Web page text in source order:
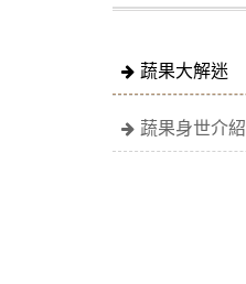
蔬果大解迷
蔬果身世介紹